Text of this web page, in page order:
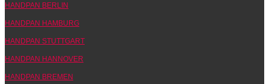
HANDPAN BERLIN
HANDPAN HAMBURG
HANDPAN STUTTGART
HANDPAN HANNOVER
HANDPAN BREMEN